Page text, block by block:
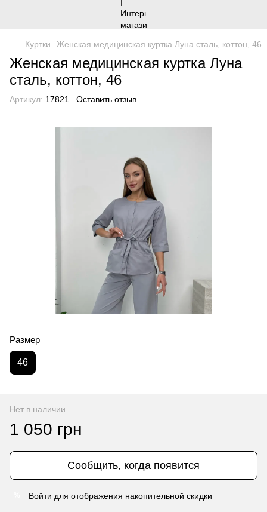
Куртки Женская медицинская куртка Луна сталь, коттон, 46
Женская медицинская куртка Луна
сталь, коттон, 46
Артикул: 17821 Оставить отзыв
Размер
46
Нет в наличии
1 050 грн
Сообщить, когда появится
Войти для отображения накопительной скидки